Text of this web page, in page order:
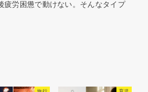
疲労困憊で動けない。そんなタイプ